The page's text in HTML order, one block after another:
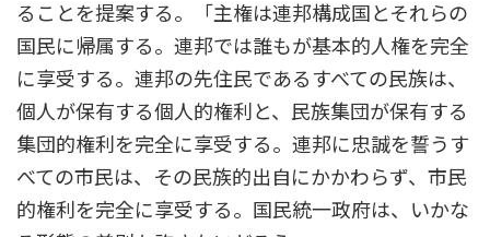
ることを提案する。「主権は連邦構成国とそれらの
国民に帰属する。連邦では誰もが基本的人権を完全
に享受する。連邦の先住民であるすべての民族は、
個人が保有する個人的権利と、民族集団が保有する
集団的権利を完全に享受する。連邦に忠誠を誓うす
べての市民は、その民族的出自にかかわらず、市民
的権利を完全に享受する。国民統一政府は、いかな